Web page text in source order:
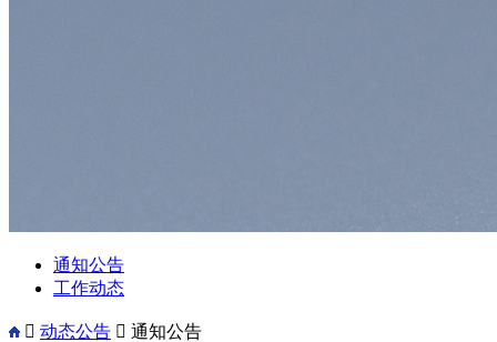
通知公告
工作动态
 动态公告  通知公告